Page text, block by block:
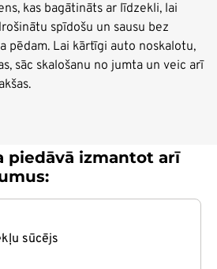
kas bagātināts ar līdzekli, lai
spīdošu un sausu bez
pēdam. Lai kārtīgi auto noskalotu,
sāc skalošanu no jumta un veic arī
piedāvā izmantot arī
sūcējs